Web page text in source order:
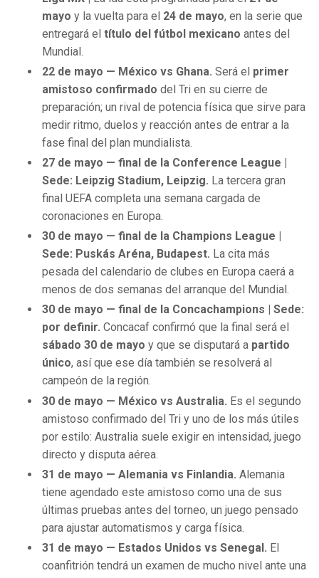
mayo y la vuelta para el 24 de mayo, en la serie que
entregará eltítulo del fútbol mexicano antes del
Mundial.
22 de mayo — México vs Ghana. Será el primer
amistoso confirmado del Tri en su cierre de
preparación; un rival de potencia física que sirve para
medir ritmo, duelos y reacción antes de entrar a la
fase final del plan mundialista.
27 de mayo — final de la Conference League |
Sede: Leipzig Stadium, Leipzig. La tercera gran
final UEFA completa una semana cargada de
coronaciones en Europa.
30 de mayo — final de la Champions League |
Sede: Puskás Aréna, Budapest. La cita más
pesada del calendario de clubes en Europa caerá a
menos de dos semanas del arranque del Mundial.
30 de mayo — final de la Concachampions | Sede:
por definir. Concacaf confirmó que la final será el
sábado 30 de mayo y que se disputará a partido
único, así que ese día también se resolverá al
campeón de la región.
30 de mayo — México vs Australia. Es el segundo
amistoso confirmado del Tri y uno de los más útiles
por estilo: Australia suele exigir en intensidad, juego
directo y disputa aérea.
31 de mayo — Alemania vs Finlandia. Alemania
tiene agendado este amistoso como una de sus
últimas pruebas antes del torneo, un juego pensado
para ajustar automatismos y carga física.
31 de mayo — Estados Unidos vs Senegal. El
coanfitrión tendrá un examen de mucho nivel ante una